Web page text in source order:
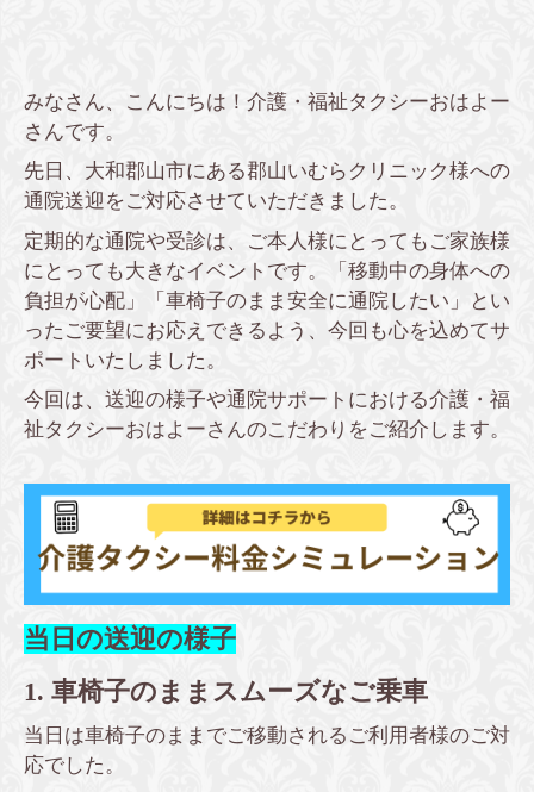
みなさん、こんにちは！介護・福祉タクシーおはよー
さんです。
先日、大和郡山市にある郡山いむらクリニック様への
通院送迎をご対応させていただきました。
定期的な通院や受診は、ご本人様にとってもご家族様
にとっても大きなイベントです。「移動中の身体への
負担が心配」「車椅子のまま安全に通院したい」とい
ったご要望にお応えできるよう、今回も心を込めてサ
ポートいたしました。
今回は、送迎の様子や通院サポートにおける介護・福
祉タクシーおはよーさんのこだわりをご紹介します。
当日の送迎の様子
1. 車椅子のままスムーズなご乗車
当日は車椅子のままでご移動されるご利用者様のご対
応でした。